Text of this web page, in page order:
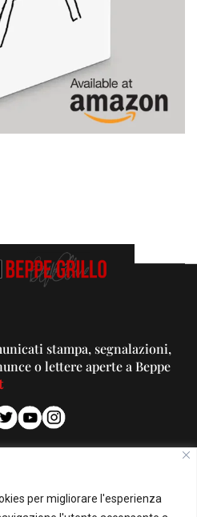
per migliorare l'esperienza
stampa, segnalazioni,
o lettere aperte a Beppe
PUBBLICITA'
la tua pubblicità su questo Blog:
pubblicita@beppegrillo.it